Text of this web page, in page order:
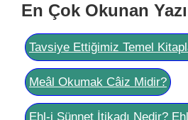
En Çok Okunan
Tavsiye Ettiğimiz Temel
Meâl Okumak Câiz Midir?
Ehl-i Sünnet İtikadı Nedir?